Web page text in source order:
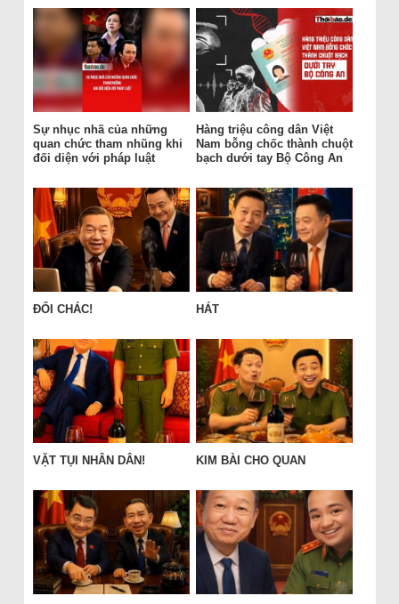
Sự nhục nhã của những
quan chức tham nhũng khi
đối diện với pháp luật
Hàng triệu công dân Việt
Nam bỗng chốc thành chuột
bạch dưới tay Bộ Công An
ĐỔI CHÁC! HÁT
VẶT TỤI NHÂN DÂN! KIM BÀI CHO QUAN